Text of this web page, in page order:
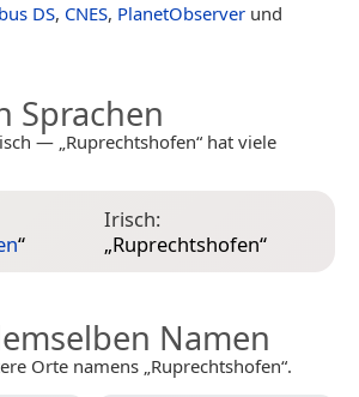
DS, CNES, PlanetObserver und
Sprachen
— „Ruprechtshofen“ hat viele
“
Irisch:
„Ruprechtshofen“
Namen
Orte namens „Ruprechtshofen“.